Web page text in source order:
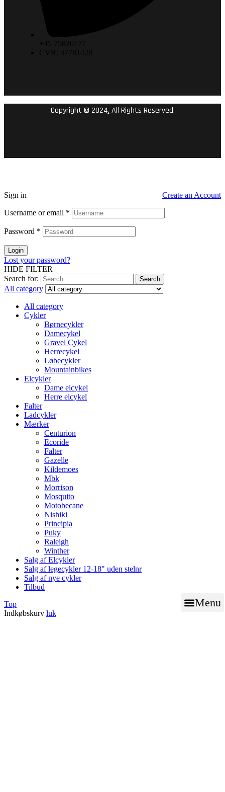
Menu
+45 75820177
CVR: 37781428
Copyright © 2024. All Rights Reserved.
Sign in Create an Account
Username or email *
Password *
Login
Lost your password?
HIDE FILTER
Search for:
Search
All category
All category
Cykler
Børnecykler
Damecykel
Gravel Cykel
Herrecykel
Løbecykler
Mountainbikes
Elcykler
Dame elcykel
Herre elcykel
Falter
Ladcykler
Mærker
Centurion
Ecoride
Falter
Gazelle
Kildemoes
Mbk
Morrison
Mosquito
Motobecane
Nishiki
Principia
Puky
Raleigh
Winther
Salg af Elcykler
Salg af legecykler 12-18" uden stelnr
Salg af nye cykler
Tilbud
Top
Indkøbskurv luk